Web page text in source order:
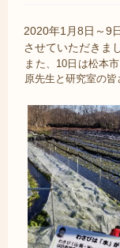
2020年1月8日～9
させていただきま
また、10日は松本
原先生と研究室の皆